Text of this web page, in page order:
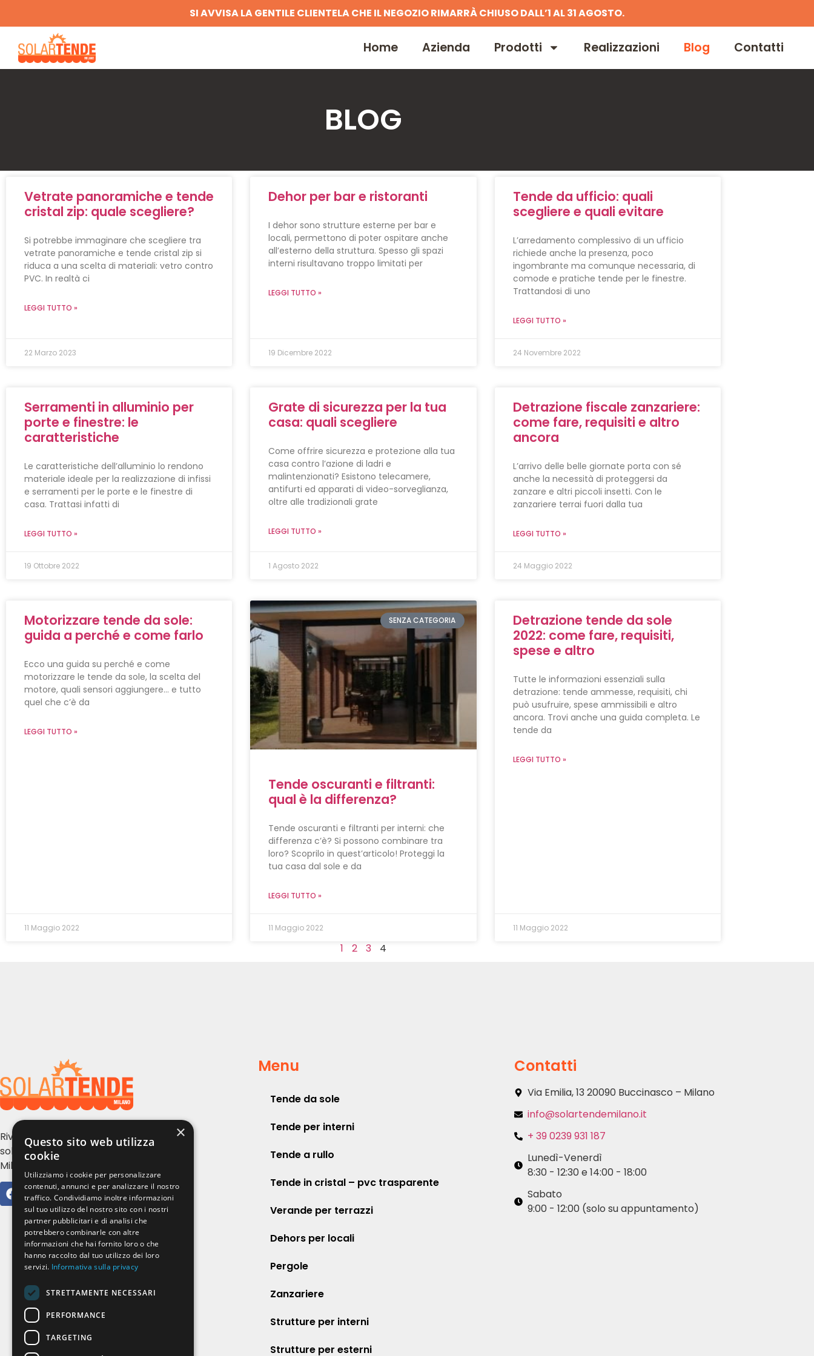
SI AVVISA LA GENTILE CLIENTELA CHE IL NEGOZIO RIMARRÀ CHIUSO DALL’1 AL 31 AGOSTO.
Home Azienda Prodotti Realizzazioni Blog Contatti
BLOG
Vetrate panoramiche e tende
cristal zip: quale scegliere?
Si potrebbe immaginare che scegliere tra
vetrate panoramiche e tende cristal zip si
riduca a una scelta di materiali: vetro contro
PVC. In realtà ci
LEGGI TUTTO »
22 Marzo 2023
Dehor per bar e ristoranti
I dehor sono strutture esterne per bar e
locali, permettono di poter ospitare anche
all’esterno della struttura. Spesso gli spazi
interni risultavano troppo limitati per
LEGGI TUTTO »
19 Dicembre 2022
Tende da ufficio: quali
scegliere e quali evitare
L’arredamento complessivo di un ufficio
richiede anche la presenza, poco
ingombrante ma comunque necessaria, di
comode e pratiche tende per le finestre.
Trattandosi di uno
LEGGI TUTTO »
24 Novembre 2022
Serramenti in alluminio per
porte e finestre: le
caratteristiche
Le caratteristiche dell’alluminio lo rendono
materiale ideale per la realizzazione di infissi
e serramenti per le porte e le finestre di
casa. Trattasi infatti di
LEGGI TUTTO »
19 Ottobre 2022
Grate di sicurezza per la tua
casa: quali scegliere
Come offrire sicurezza e protezione alla tua
casa contro l’azione di ladri e
malintenzionati? Esistono telecamere,
antifurti ed apparati di video-sorveglianza,
oltre alle tradizionali grate
LEGGI TUTTO »
1 Agosto 2022
Detrazione fiscale zanzariere:
come fare, requisiti e altro
ancora
L’arrivo delle belle giornate porta con sé
anche la necessità di proteggersi da
zanzare e altri piccoli insetti. Con le
zanzariere terrai fuori dalla tua
LEGGI TUTTO »
24 Maggio 2022
Motorizzare tende da sole:
guida a perché e come farlo
Ecco una guida su perché e come
motorizzare le tende da sole, la scelta del
motore, quali sensori aggiungere… e tutto
quel che c’è da
LEGGI TUTTO »
11 Maggio 2022
SENZA CATEGORIA
Tende oscuranti e filtranti:
qual è la differenza?
Tende oscuranti e filtranti per interni: che
differenza c’è? Si possono combinare tra
loro? Scoprilo in quest’articolo! Proteggi la
tua casa dal sole e da
LEGGI TUTTO »
11 Maggio 2022
Detrazione tende da sole
2022: come fare, requisiti,
spese e altro
Tutte le informazioni essenziali sulla
detrazione: tende ammesse, requisiti, chi
può usufruire, spese ammissibili e altro
ancora. Trovi anche una guida completa. Le
tende da
LEGGI TUTTO »
11 Maggio 2022
1 2 3 4
Rivendita e installazione tende da
sole, serramenti e zanzariere a
Milano e provincia
Menu
Tende da sole
Tende per interni
Tende a rullo
Tende in cristal – pvc trasparente
Verande per terrazzi
Dehors per locali
Pergole
Zanzariere
Strutture per interni
Strutture per esterni
Contatti
Via Emilia, 13 20090 Buccinasco – Milano
info@solartendemilano.it
+ 39 0239 931 187
Lunedì-Venerdì
8:30 - 12:30 e 14:00 - 18:00
Sabato
9:00 - 12:00 (solo su appuntamento)
×
Questo sito web utilizza
cookie
Utilizziamo i cookie per personalizzare
contenuti, annunci e per analizzare il nostro
traffico. Condividiamo inoltre informazioni
sul tuo utilizzo del nostro sito con i nostri
partner pubblicitari e di analisi che
potrebbero combinarle con altre
informazioni che hai fornito loro o che
hanno raccolto dal tuo utilizzo dei loro
servizi. Informativa sulla privacy
STRETTAMENTE NECESSARI
PERFORMANCE
TARGETING